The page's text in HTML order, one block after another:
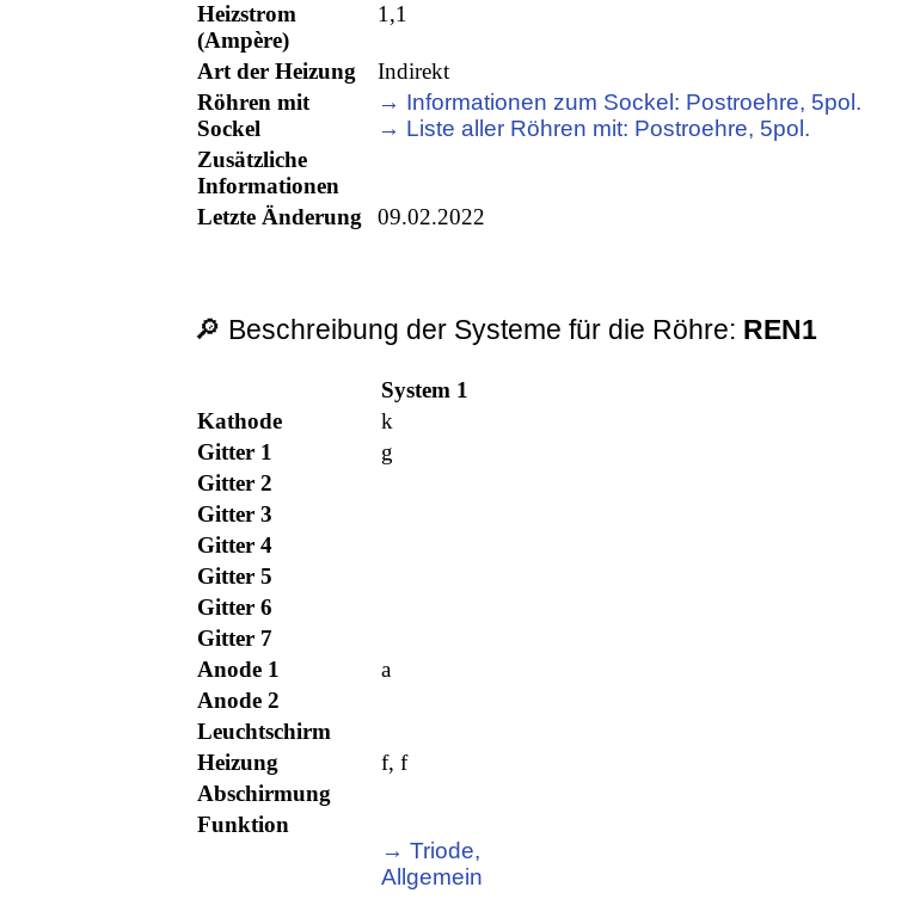
Heizstrom
(Ampère)
1,1
Art der Heizung
Indirekt
Röhren mit
Sockel
→ Informationen zum Sockel: Postroehre, 5pol.
→ Liste aller Röhren mit: Postroehre, 5pol.
Zusätzliche
Informationen
Letzte Änderung
09.02.2022
🔎 Beschreibung der Systeme für die Röhre: REN1
System 1
Kathode
k
Gitter 1
g
Gitter 2
Gitter 3
Gitter 4
Gitter 5
Gitter 6
Gitter 7
Anode 1
a
Anode 2
Leuchtschirm
Heizung
f, f
Abschirmung
Funktion
→ Triode,
Allgemein